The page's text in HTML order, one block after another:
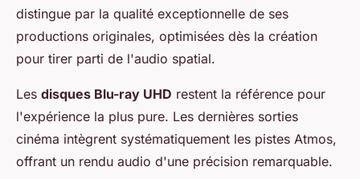
distingue par la qualité exceptionnelle de ses
productions originales, optimisées dès la création
pour tirer parti de l'audio spatial.
Les disques Blu-ray UHD restent la référence pour
l'expérience la plus pure. Les dernières sorties
cinéma intègrent systématiquement les pistes Atmos,
offrant un rendu audio d'une précision remarquable.